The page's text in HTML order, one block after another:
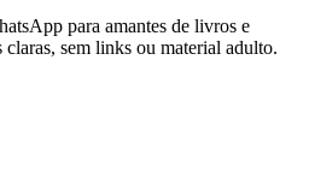
para amantes de livros e
sem links ou material adulto.